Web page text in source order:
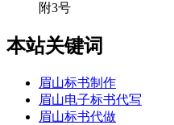
附3号
本站关键词
眉山标书制作
眉山电子标书代写
眉山标书代做